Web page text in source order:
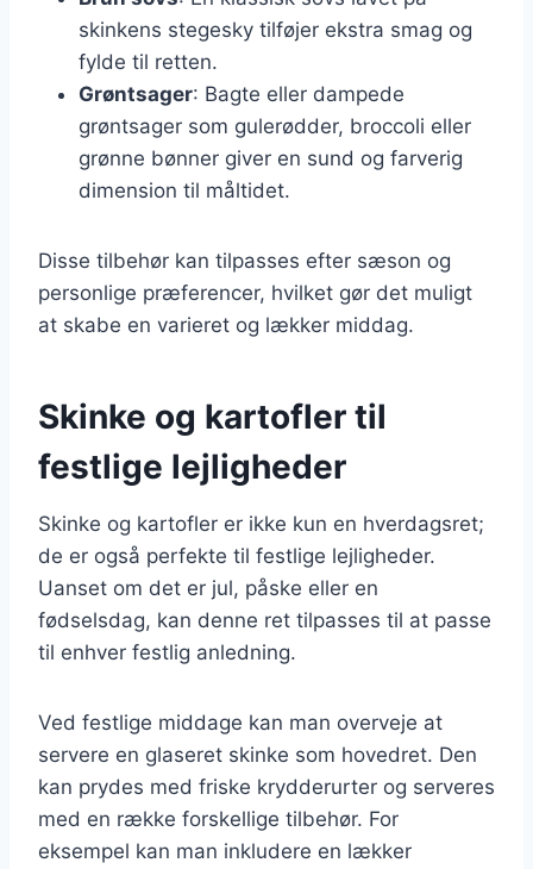
skinkens stegesky tilføjer ekstra smag og
fylde til retten.
Grøntsager: Bagte eller dampede
grøntsager som gulerødder, broccoli eller
grønne bønner giver en sund og farverig
dimension til måltidet.
Disse tilbehør kan tilpasses efter sæson og
personlige præferencer, hvilket gør det muligt
at skabe en varieret og lækker middag.
Skinke og kartofler til
festlige lejligheder
Skinke og kartofler er ikke kun en hverdagsret;
de er også perfekte til festlige lejligheder.
Uanset om det er jul, påske eller en
fødselsdag, kan denne ret tilpasses til at passe
til enhver festlig anledning.
Ved festlige middage kan man overveje at
servere en glaseret skinke som hovedret. Den
kan prydes med friske krydderurter og serveres
med en række forskellige tilbehør. For
eksempel kan man inkludere en lækker